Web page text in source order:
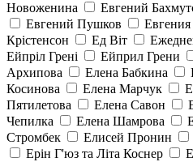
Новоженина
Евгений
Евгений Пушков
Евгения
Крістенсон
Ед Віт
Ейпріл Грені
Ейприл Грени
Архипова
Елена Бабкина
Косинова
Елена Марчук
Пятилетова
Елена Савон
Чепилка
Елена Шамрова
Стромбек
Елисей Пронин
Ерін Г'юз та Літа Коснер